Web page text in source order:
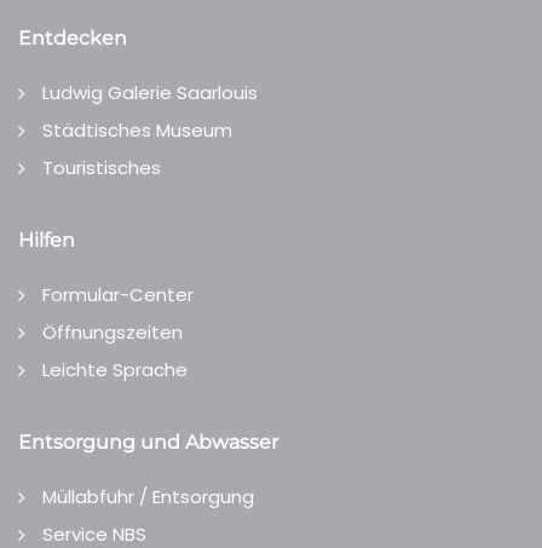
Entdecken
Ludwig Galerie Saarlouis
Städtisches Museum
Touristisches
Hilfen
Formular-Center
Öffnungszeiten
Leichte Sprache
Entsorgung und Abwasser
Müllabfuhr / Entsorgung
Service NBS